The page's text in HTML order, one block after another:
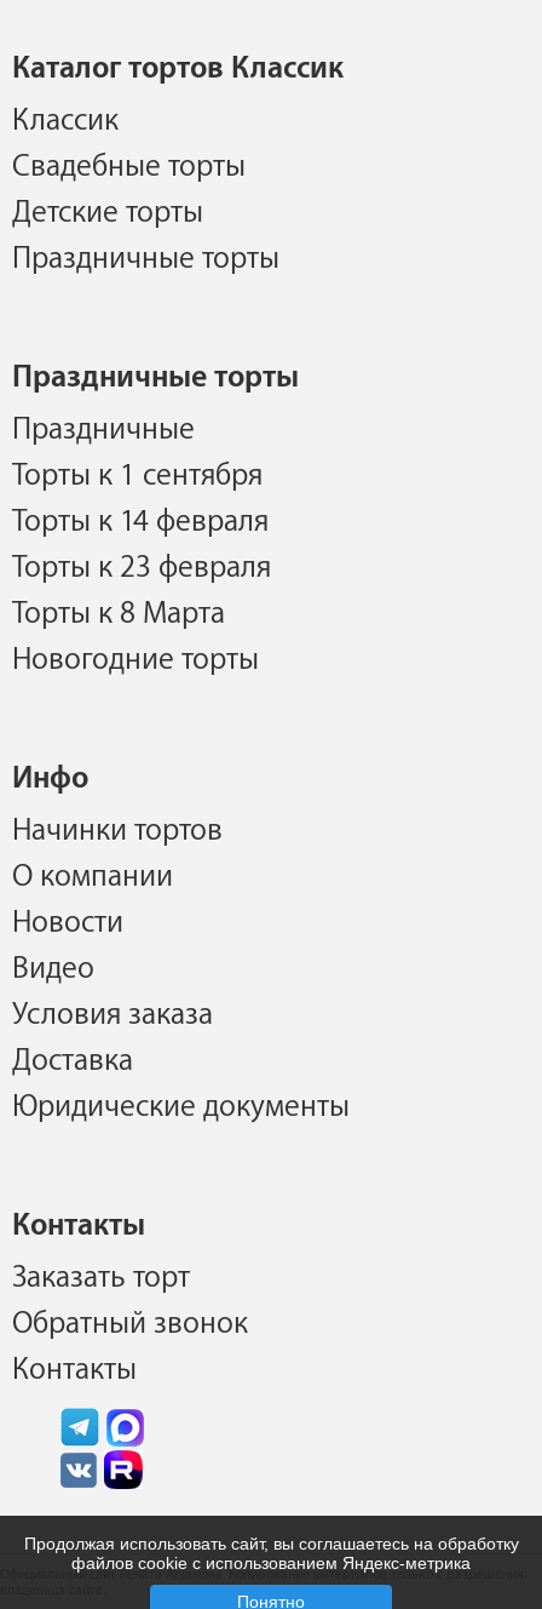
Каталог тортов Классик
Классик
Свадебные торты
Детские торты
Праздничные торты
Праздничные торты
Праздничные
Торты к 1 сентября
Торты к 14 февраля
Торты к 23 февраля
Торты к 8 Марта
Новогодние торты
Инфо
Начинки тортов
О компании
Новости
Видео
Условия заказа
Доставка
Юридические документы
Контакты
Заказать торт
Обратный звонок
Контакты
Официальный сайт Рената Агзамова. Копирование материалов только с разрешения
Продолжая использовать сайт, вы соглашаетесь на обработку
файлов cookie с использованием Яндекс-метрика
Понятно